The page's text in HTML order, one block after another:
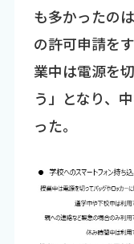
も多かったの
の許可申請を
業中は電源を
う」となり、
った。